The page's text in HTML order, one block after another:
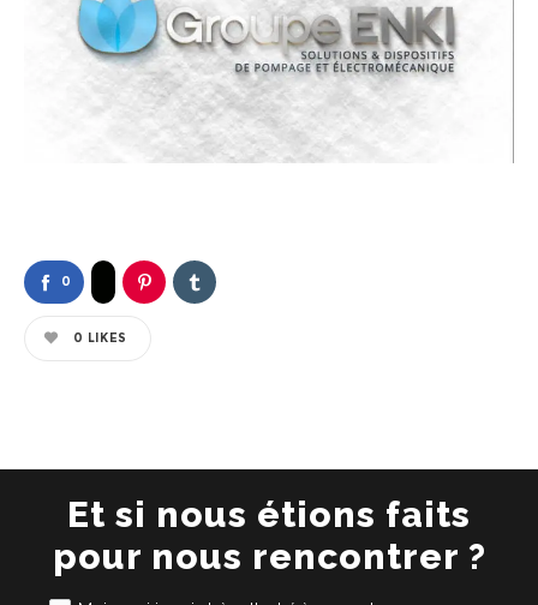
0
0 LIKES
Et si nous étions faits
pour nous rencontrer ?